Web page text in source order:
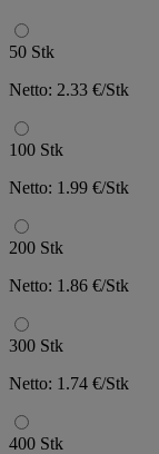
50 Stk
Netto: 2.33 €/Stk
100 Stk
Netto: 1.99 €/Stk
200 Stk
Netto: 1.86 €/Stk
300 Stk
Netto: 1.74 €/Stk
400 Stk